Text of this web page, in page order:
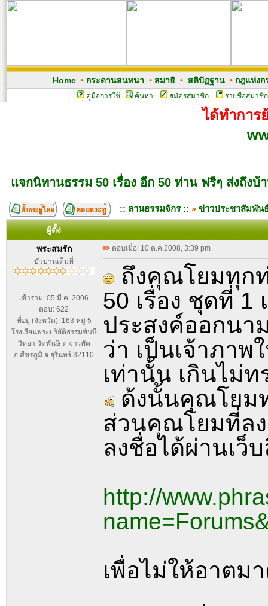
Home• กระดานสนทนา • สมาธิ• สติปัฏฐาน• กฎแห่งก
คู่มือการใช้ ค้นหา สมัครสมาชิก รายชื่อสมาชิก
ได้ทำการ
แจกนิทานธรรม 50 เรื่อง อีก 50 ท่าน ฟรีๆ ส่งถึงบ้
:: ลานธรรมจักร :: » ข่าวประชาสัมพัน
ผู้ตั้ง
พระสมรัก
บัวบานเต็มที่
เข้าร่วม: 05 มี.ค. 2006
ตอบ: 622
ที่อยู่ (จังหวัด): 163 หมู่ 5
โรงเรียนพระปริยัติธรรมพันษี
วิทยา วัดพันษี ต.จารพัต
อ.ศีขรภูมิ จ.สุรินทร์ 32110
ตอบเมื่อ: 10 ต.ค.2008, 3:39 pm
ถึงคุณโยมทุก
50 เรื่อง ชุดที่ 1
ประสงค์ออกนา
ว่า เป็นเจ้าภา
เท่านั้น เกินไม่
ด้งนั้นคุณโยม
ส่วนคุณโยมที่ลง
ลงชื่อได้ผ่านเว็
http://
เพื่อไม่ให้อาตม